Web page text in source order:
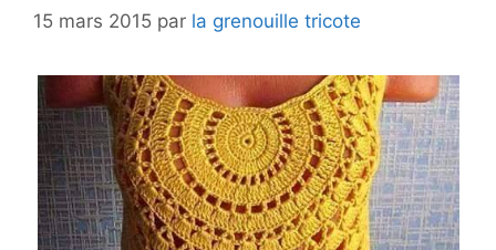
15 mars 2015 par la grenouille tricote